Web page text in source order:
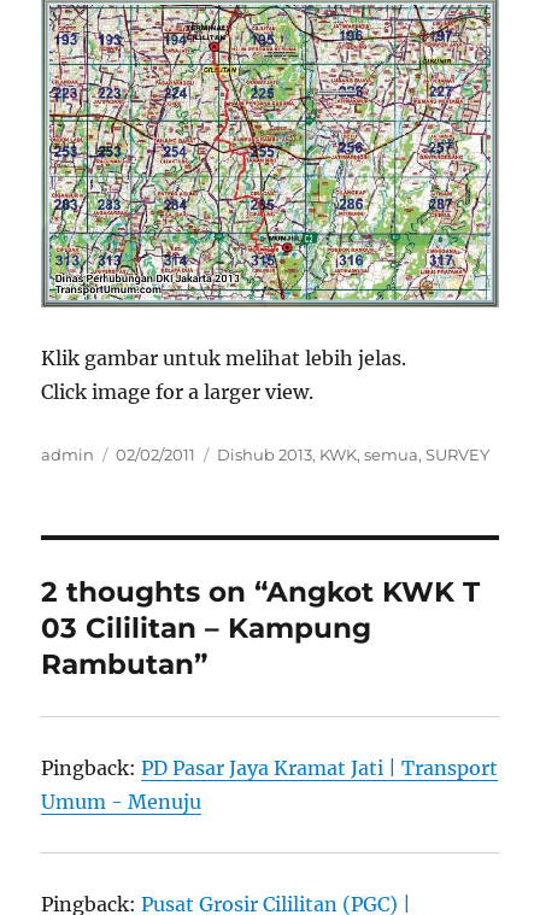
Klik gambar untuk melihat lebih jelas.
Click image for a larger view.
Author
admin
Posted
02/02/2011 Categories
Dishub 2013, KWK,semua,SURVEY
2 thoughts on “Angkot KWK T
03 Cililitan – Kampung
Rambutan”
Pingback:PD Pasar Jaya Kramat Jati | Transport
Umum - Menuju
Pingback:Pusat Grosir Cililitan (PGC) |